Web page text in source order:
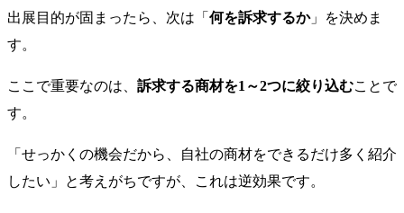
出展目的が固まったら、次は「 何を訴求するか」を決めま
す。
ここで重要なのは、 訴求する商材を1～2つに絞り込むことで
す。
「せっかくの機会だから、自社の商材をできるだけ多く紹介
したい」と考えがちですが、これは逆効果です。